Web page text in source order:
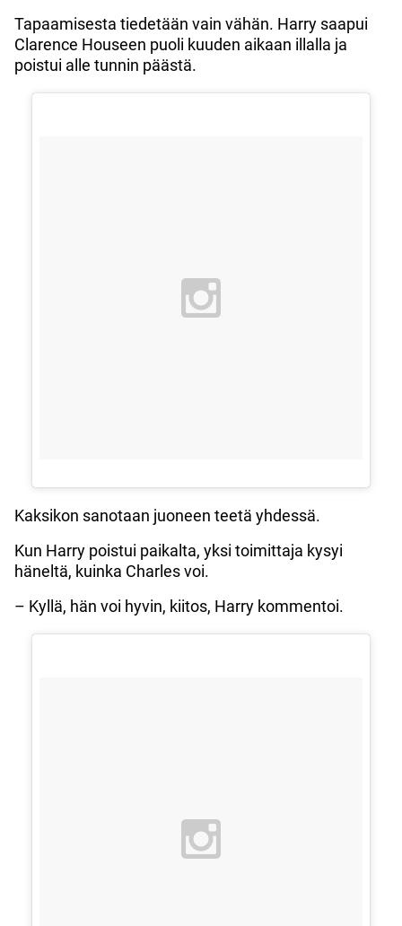
Tapaamisesta tiedetään vain vähän. Harry saapui
Clarence Houseen puoli kuuden aikaan illalla ja
poistui alle tunnin päästä.
Kaksikon sanotaan juoneen teetä yhdessä.
Kun Harry poistui paikalta, yksi toimittaja kysyi
häneltä, kuinka Charles voi.
– Kyllä, hän voi hyvin, kiitos, Harry kommentoi.